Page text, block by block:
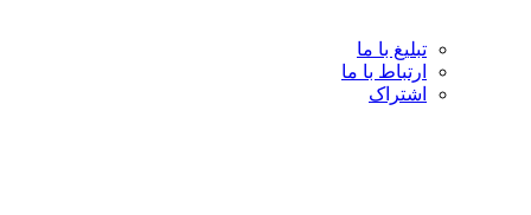
تبلیغ با ما
ارتباط با ما
اشتراک